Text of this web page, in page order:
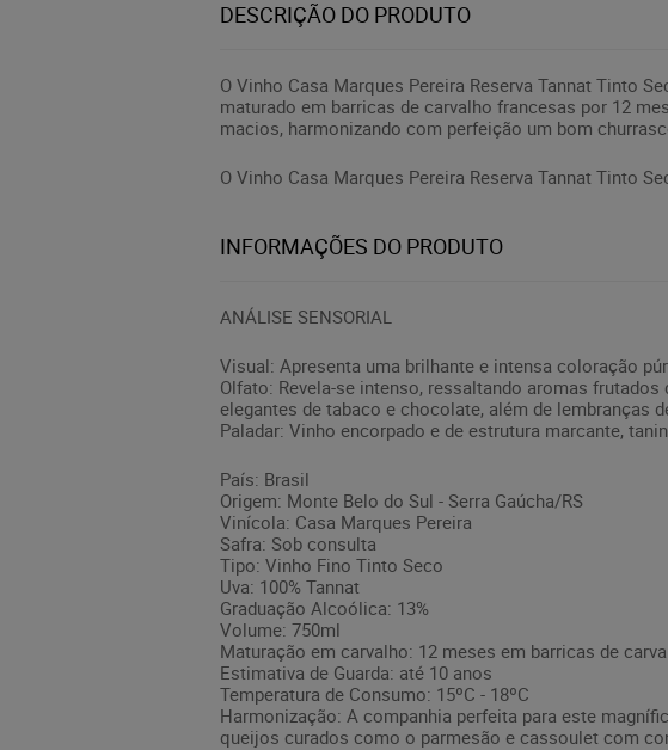
DESCRIÇÃO DO PRODUTO
O Vinho Casa Marques Pereira Reserva Tannat Tinto
maturado em barricas de carvalho francesas por 12
macios, harmonizando com perfeição um bom
O Vinho Casa Marques Pereira Reserva Tannat Tinto
INFORMAÇÕES DO PRODUTO
ANÁLISE SENSORIAL
Visual: Apresenta uma brilhante e intensa coloração
Olfato: Revela-se intenso, ressaltando aromas
elegantes de tabaco e chocolate, além de lembranças
Paladar: Vinho encorpado e de estrutura marcante,
País: Brasil
Origem: Monte Belo do Sul - Serra Gaúcha/RS
Vinícola: Casa Marques Pereira
Safra: Sob consulta
Tipo: Vinho Fino Tinto Seco
Uva: 100% Tannat
Graduação Alcoólica: 13%
Volume: 750ml
Maturação em carvalho: 12 meses em barricas de
Estimativa de Guarda: até 10 anos
Temperatura de Consumo: 15ºC - 18ºC
Harmonização: A companhia perfeita para este
queijos curados como o parmesão e cassoulet com